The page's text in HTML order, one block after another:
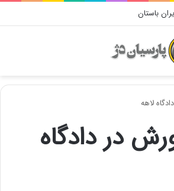
باستان
لاهه
در دادگاه